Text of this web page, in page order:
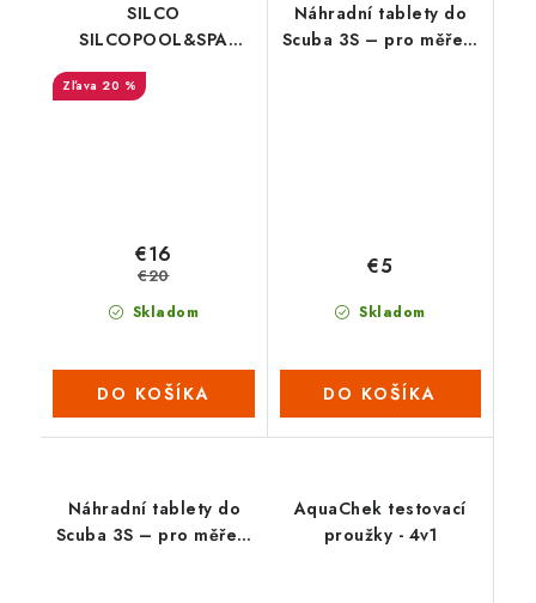
SILCO
SILCOPOOL&SPA
Tester na měření
chloru
20 %
Skladom
€16
€20
DO KOŠÍKA
Náhradní tablety do
Scuba 3S – pro měření
Skladom
€5
DO KOŠÍKA
Náhradní tablety do
Scuba 3S – pro měření
AquaChek testovací
proužky - 4v1